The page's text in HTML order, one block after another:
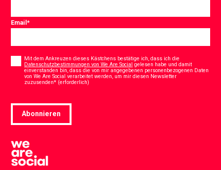
Email*
Consent
Mit dem Ankreuzen dieses Kästchens bestätige ich, dass ich die
Datenschutzbestimmungen von We Are Social gelesen habe und damit
einverstanden bin, dass die von mir angegebenen personenbezogenen Daten
von We Are Social verarbeitet werden, um mir diesen Newsletter
zuzusenden* (erforderlich)
Abonnieren